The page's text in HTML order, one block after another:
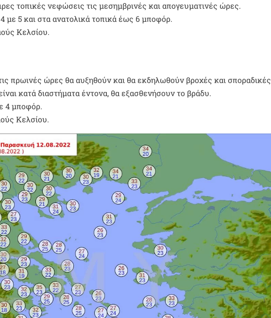
τοπικές νεφώσεις τις μεσημβρινές και απογευματινές ώρες.
με 5 και στα ανατολικά τοπικά έως 6 μποφόρ.
Κελσίου.
πρωινές ώρες θα αυξηθούν και θα εκδηλωθούν βροχές και σποραδικές
κατά διαστήματα έντονα, θα εξασθενήσουν το βράδυ.
4 μποφόρ.
Κελσίου.